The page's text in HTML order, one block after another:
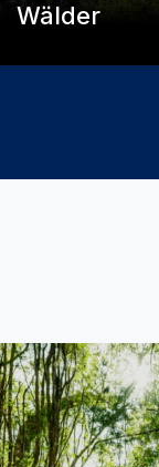
Wälder